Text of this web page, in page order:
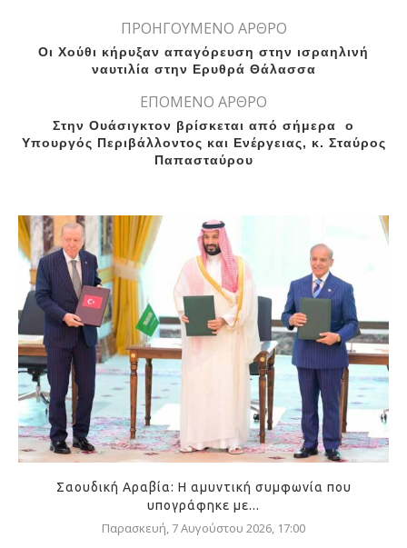
ΠΡΟΗΓΟΥΜΕΝΟ ΑΡΘΡΟ
Οι Χούθι κήρυξαν απαγόρευση στην ισραηλινή
ναυτιλία στην Ερυθρά Θάλασσα
ΕΠΟΜΕΝΟ ΑΡΘΡΟ
Στην Ουάσιγκτον βρίσκεται από σήμερα ο
Υπουργός Περιβάλλοντος και Ενέργειας, κ. Σταύρος
Παπασταύρου
Σαουδική Αραβία: Η αμυντική συμφωνία που
υπογράφηκε με...
Παρασκευή, 7 Αυγούστου 2026, 17:00